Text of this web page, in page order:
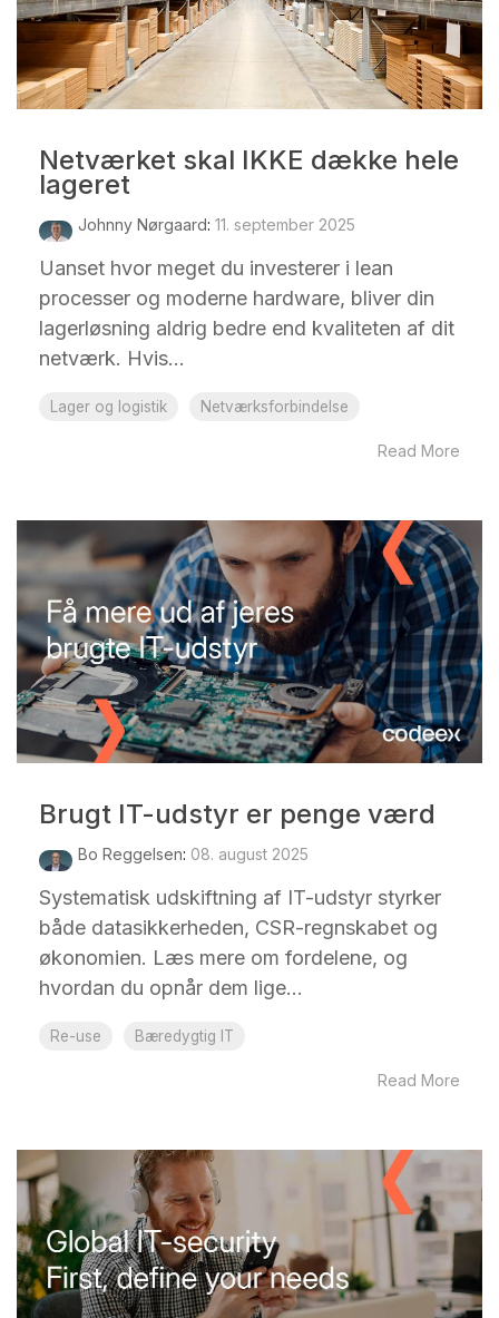
Netværket skal IKKE dække hele
lageret
Johnny Nørgaard: 11. september 2025
Uanset hvor meget du investerer i lean
processer og moderne hardware, bliver din
lagerløsning aldrig bedre end kvaliteten af dit
netværk. Hvis...
Lager og logistik Netværksforbindelse
Read More
Brugt IT-udstyr er penge værd
Bo Reggelsen: 08. august 2025
Systematisk udskiftning af IT-udstyr styrker
både datasikkerheden, CSR-regnskabet og
økonomien. Læs mere om fordelene, og
hvordan du opnår dem lige...
Re-use Bæredygtig IT
Read More